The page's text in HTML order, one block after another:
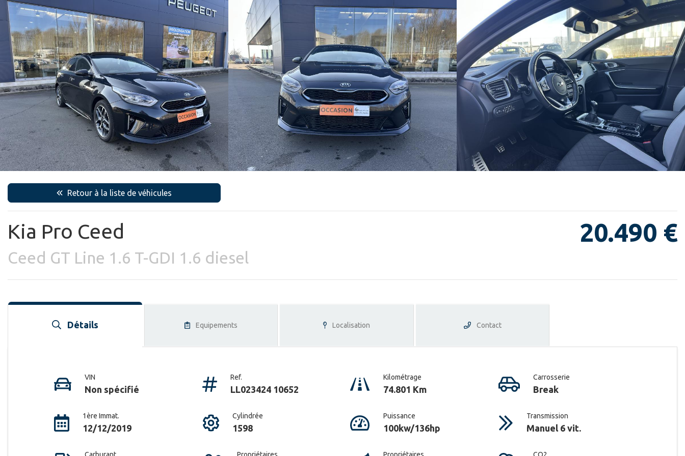
Retour à la liste de véhicules
Kia Pro Ceed
Ceed GT Line 1.6 T-GDI 1.6 diesel
20.490 €
Détails Equipements Localisation Contact
VIN
Non spécifié
Ref.
LL023424 10652
Kilométrage
74.801 Km
Carrosserie
Break
1ère Immat.
12/12/2019
Cylindrée
1598
Puissance
100kw/136hp
Transmission
Manuel 6 vit.